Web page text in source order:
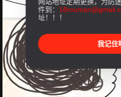
件到：
址！！！
我记住